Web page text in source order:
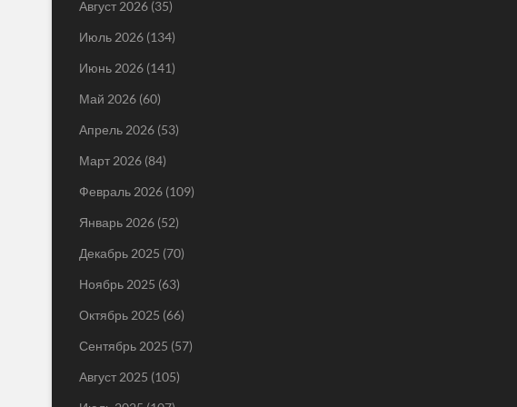
Август 2026 (35)
Июль 2026 (134)
Июнь 2026 (141)
Май 2026 (60)
Апрель 2026 (53)
Март 2026 (84)
Февраль 2026 (109)
Январь 2026 (52)
Декабрь 2025 (70)
Ноябрь 2025 (63)
Октябрь 2025 (66)
Сентябрь 2025 (57)
Август 2025 (105)